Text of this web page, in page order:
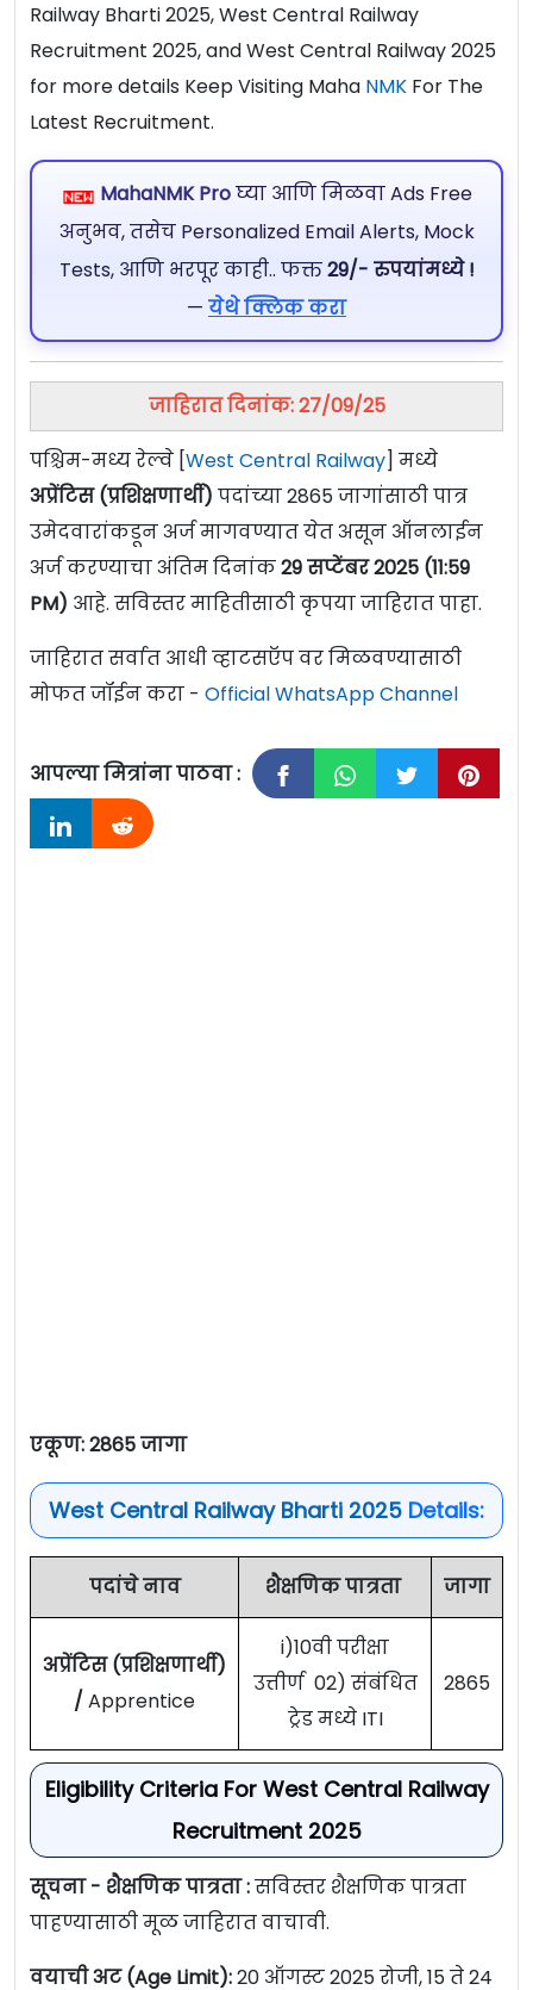
Railway Bharti 2025, West Central Railway
Recruitment 2025, and West Central Railway 2025
for more details Keep Visiting Maha NMK For The
Latest Recruitment.
MahaNMK Proघ्या आणि मिळवा Ads Free
अनुभव, तसेच Personalized Email Alerts, Mock
Tests, आणि भरपूर काही.. फक्त29/- रुपयांमध्ये !
— येथे क्लिक करा
जाहिरात दिनांक: 27/09/25
पश्चिम-मध्य रेल्वे [West Central Railway] मध्ये
अप्रेंटिस (प्रशिक्षणार्थी) पदांच्या 2865 जागांसाठी पात्र
उमेदवारांकडून अर्ज मागवण्यात येत असून ऑनलाईन
अर्ज करण्याचा अंतिम दिनांक29 सप्टेंबर 2025 (11:59
PM) आहे. सविस्तर माहितीसाठी कृपया जाहिरात पाहा.
जाहिरात सर्वात आधी व्हाटसऍप वर मिळवण्यासाठी
मोफत जॉईन करा - Official WhatsApp Channel
आपल्या मित्रांना पाठवा :
एकूण: 2865 जागा
West Central Railway Bharti 2025 Details:
पदांचे नाव शैक्षणिक पात्रता जागा
अप्रेंटिस (प्रशिक्षणार्थी)
/ Apprentice
i)10वी परीक्षा
उत्तीर्ण 02) संबंधित
ट्रेड मध्ये ITI
2865
Eligibility Criteria For West Central Railway
Recruitment 2025
सूचना - शैक्षणिक पात्रता :सविस्तर शैक्षणिक पात्रता
पाहण्यासाठी मूळ जाहिरात वाचावी.
वयाची अट (Age Limit):20 ऑगस्ट 2025 रोजी, 15 ते 24